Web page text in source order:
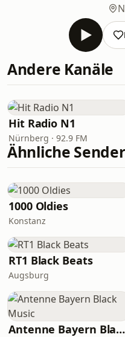
Andere Kanäle
Hit Radio N1
Nürnberg · 92.9 FM
Ähnliche Sender
1000 Oldies
Konstanz
RT1 Black Beats
Augsburg
Antenne Bayern Black Music